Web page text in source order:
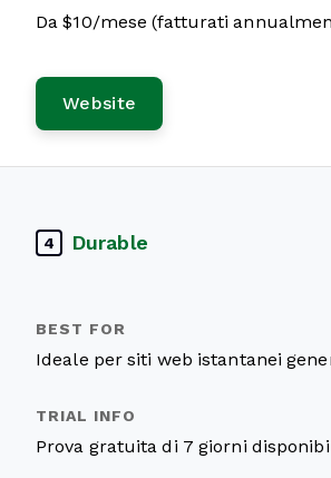
Da $10/mese (fatturati
Website
4 Durable
Ideale per siti web istantanei
Prova gratuita di 7 giorni